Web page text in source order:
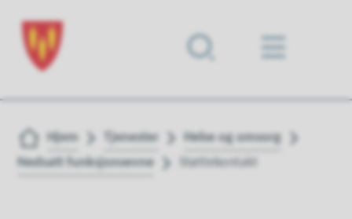
Forsiden
Du er her:
Hjem Tjenester
Helse og omsorg
Nedsatt funksjonsevne
Støttekontakt